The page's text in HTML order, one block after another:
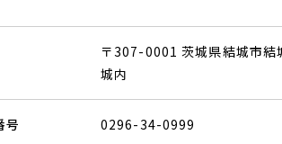
〒307-0001 茨城県結城市
城内
号 0296-34-0999